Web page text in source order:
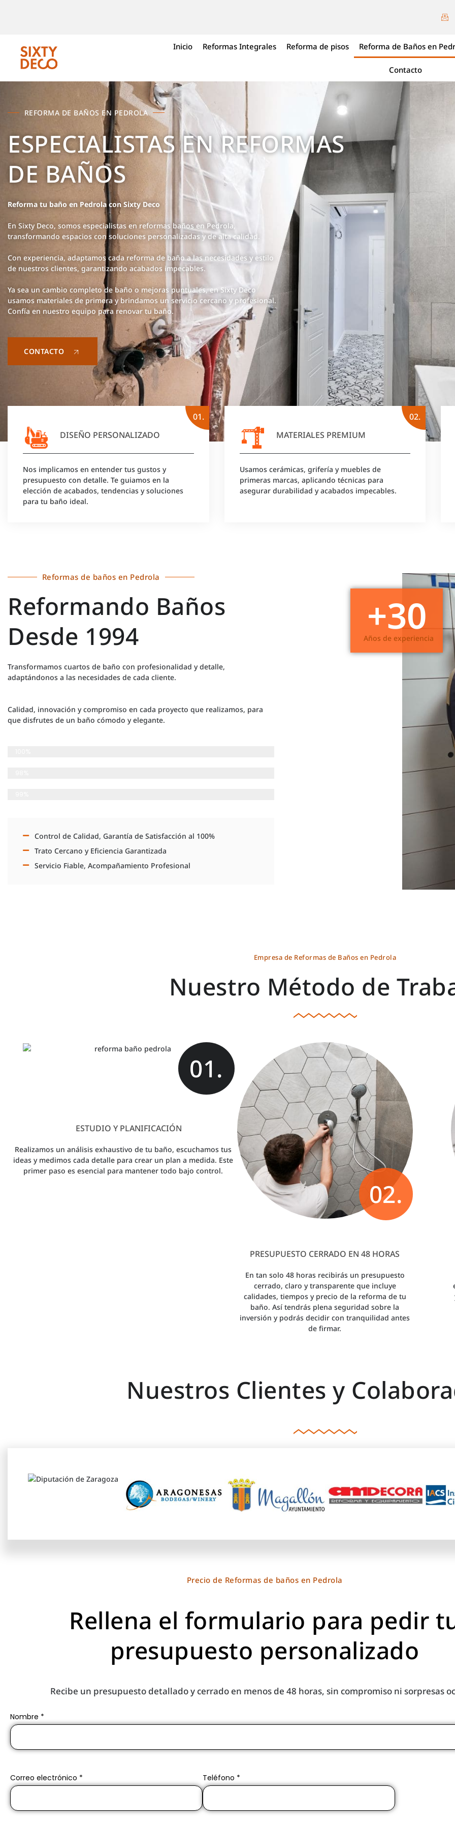
Inicio Reformas Integrales Reforma de pisos Reforma de Baños en
Contacto
REFORMA DE BAÑOS EN PEDROLA
ESPECIALISTAS EN REFORMAS
DE BAÑOS
Reforma tu baño en Pedrola con Sixty Deco
En Sixty Deco, somos especialistas en reformas baños en Pedrola,
transformando espacios con soluciones personalizadas y de alta calidad.
Con experiencia, adaptamos cada reforma de baño a las necesidades y estilo
de nuestros clientes, garantizando acabados impecables.
Ya sea un cambio completo de baño o mejoras puntuales, en Sixty Deco
usamos materiales de primera y brindamos un servicio cercano y profesional.
Confía en nuestro equipo para renovar tu baño.
CONTACTO
01.
DISEÑO PERSONALIZADO
Nos implicamos en entender tus gustos y
presupuesto con detalle. Te guiamos en la
elección de acabados, tendencias y soluciones
para tu baño ideal.
02.
MATERIALES PREMIUM
Usamos cerámicas, grifería y muebles de
primeras marcas, aplicando técnicas para
asegurar durabilidad y acabados impecables.
Reformas de baños en Pedrola
Reformando Baños
Desde 1994
Transformamos cuartos de baño con profesionalidad y detalle,
adaptándonos a las necesidades de cada cliente.
Calidad, innovación y compromiso en cada proyecto que realizamos, para
que disfrutes de un baño cómodo y elegante.
Control de Calidad, Garantía de Satisfacción al 100%
Trato Cercano y Eficiencia Garantizada
Servicio Fiable, Acompañamiento Profesional
+30
Años de experiencia
Empresa de Reformas de Baños en Pedrola
Nuestro Método de
01.
ESTUDIO Y PLANIFICACIÓN
Realizamos un análisis exhaustivo de tu baño, escuchamos tus
ideas y medimos cada detalle para crear un plan a medida. Este
primer paso es esencial para mantener todo bajo control.
02.
PRESUPUESTO CERRADO EN 48 HORAS
En tan solo 48 horas recibirás un presupuesto
cerrado, claro y transparente que incluye
calidades, tiempos y precio de la reforma de tu
baño. Así tendrás plena seguridad sobre la
inversión y podrás decidir con tranquilidad antes
de firmar.
Nuestros Clientes y
Precio de Reformas de baños en Pedrola
Rellena el formulario para pedir
presupuesto personalizado
Recibe un presupuesto detallado y cerrado en menos de 48 horas, sin compromiso ni sorpresas
Nombre *
Correo electrónico * Teléfono *